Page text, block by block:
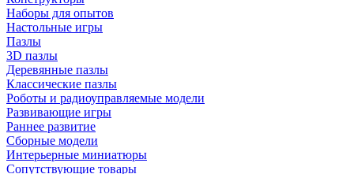
Наборы для опытов
Настольные игры
Пазлы
3D пазлы
Деревянные пазлы
Классические пазлы
Роботы и радиоуправляемые модели
Развивающие игры
Раннее развитие
Сборные модели
Интерьерные миниатюры
Сопутствующие товары